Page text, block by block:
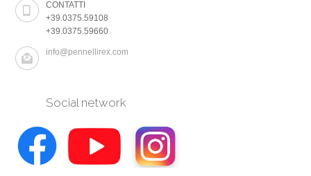
CONTATTI
+39.0375.59108
+39.0375.59660
info@pennellirex.com
Social network